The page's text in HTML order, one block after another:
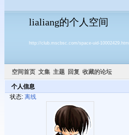
lialiang的个人空间
http://club.mscbsc.com/space-uid-10002429.html
空间首页 文集 主题 回复 收藏的论坛
个人信息
状态:离线